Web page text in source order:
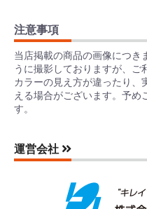
注意事項
当店掲載の商品の画像につき
うに撮影しておりますが、ご
カラーの見え方が違ったり、
える場合がございます。予め
す。
運営会社